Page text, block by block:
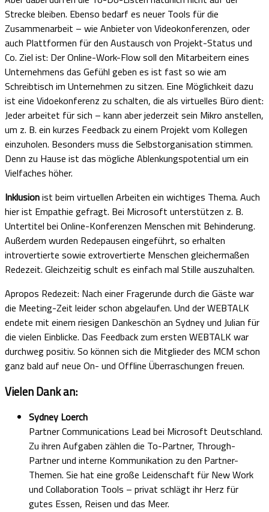
Strecke bleiben. Ebenso bedarf es neuer Tools für die
Zusammenarbeit – wie Anbieter von Videokonferenzen, oder
auch Plattformen für den Austausch von Projekt-Status und
Co. Ziel ist: Der Online-Work-Flow soll den Mitarbeitern eines
Unternehmens das Gefühl geben es ist fast so wie am
Schreibtisch im Unternehmen zu sitzen. Eine Möglichkeit dazu
ist eine Vidoekonferenz zu schalten, die als virtuelles Büro dient:
Jeder arbeitet für sich – kann aber jederzeit sein Mikro anstellen,
um z. B. ein kurzes Feedback zu einem Projekt vom Kollegen
einzuholen. Besonders muss die Selbstorganisation stimmen.
Denn zu Hause ist das mögliche Ablenkungspotential um ein
Vielfaches höher.
Inklusionist beim virtuellen Arbeiten ein wichtiges Thema. Auch
hier ist Empathie gefragt. Bei Microsoft unterstützen z. B.
Untertitel bei Online-Konferenzen Menschen mit Behinderung.
Außerdem wurden Redepausen eingeführt, so erhalten
introvertierte sowie extrovertierte Menschen gleichermaßen
Redezeit. Gleichzeitig schult es einfach mal Stille auszuhalten.
Apropos Redezeit: Nach einer Fragerunde durch die Gäste war
die Meeting-Zeit leider schon abgelaufen. Und der WEBTALK
endete mit einem riesigen Dankeschön an Sydney und Julian für
die vielen Einblicke. Das Feedback zum ersten WEBTALK war
durchweg positiv. So können sich die Mitglieder des MCM schon
ganz bald auf neue On- und Offline Überraschungen freuen.
Vielen Dank an:
Sydney Loerch
Partner Communications Lead bei Microsoft Deutschland.
Zu ihren Aufgaben zählen die To-Partner, Through-
Partner und interne Kommunikation zu den Partner-
Themen. Sie hat eine große Leidenschaft für New Work
und Collaboration Tools – privat schlägt ihr Herz für
gutes Essen, Reisen und das Meer.